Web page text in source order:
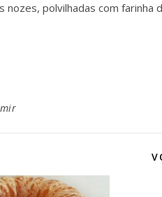
nozes, polvilhadas com farinha